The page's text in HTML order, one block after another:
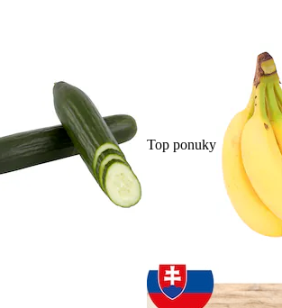
Top ponuky